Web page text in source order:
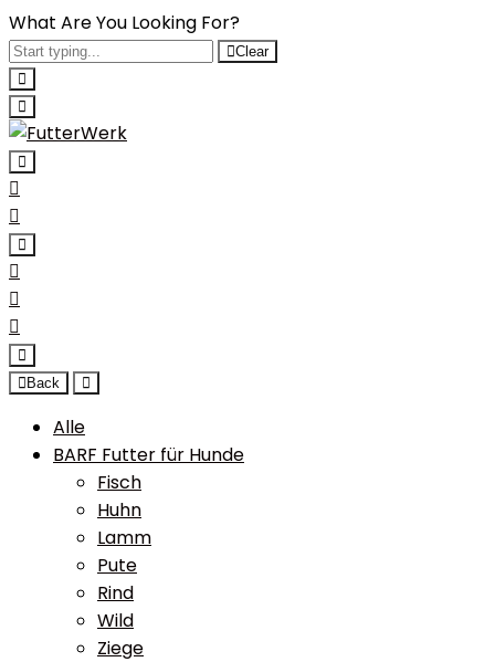
What Are You Looking For?
Clear
Back
Alle
BARF Futter für Hunde
Fisch
Huhn
Lamm
Pute
Rind
Wild
Ziege